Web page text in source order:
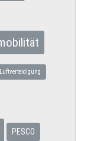
Luftverteidigung
PESCO